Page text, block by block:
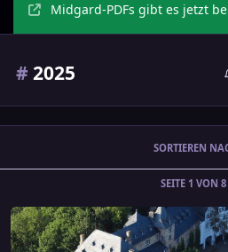
Midgard-PDFs gibt es jetzt
# 2025
SEITE 1 VON 8
SORTIEREN
Wie erstelle ich eine Vorankündigung?